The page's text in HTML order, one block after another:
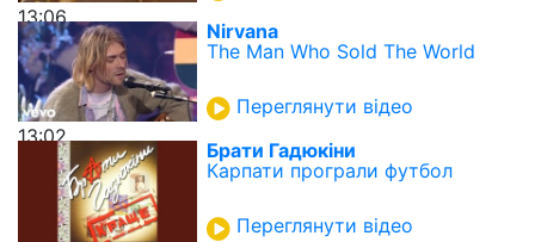
13:06
13:02
Nirvana
The Man Who Sold The World
Переглянути відео
Брати Гадюкіни
Карпати програли футбол
Переглянути відео